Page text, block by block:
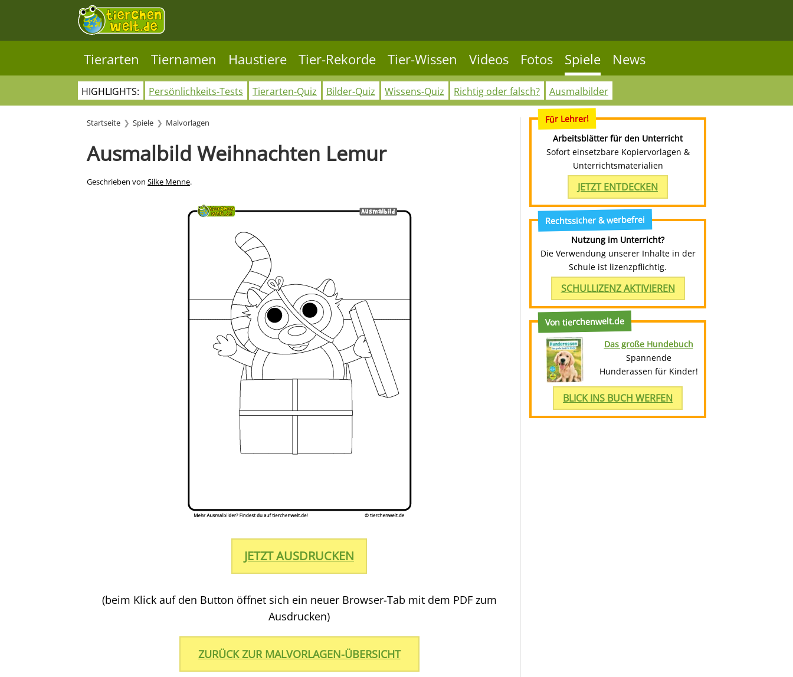
Tierarten Tiernamen Haustiere Tier-Rekorde Tier-Wissen Videos Fotos Spiele News
HIGHLIGHTS: Persönlichkeits-Tests Tierarten-Quiz Bilder-Quiz Wissens-Quiz Richtig oder falsch? Ausmalbilder
Startseite Spiele Malvorlagen
Ausmalbild Weihnachten Lemur
Geschrieben von Silke Menne.
JETZT AUSDRUCKEN
(beim Klick auf den Button öffnet sich ein neuer Browser-Tab mit dem PDF zum
Ausdrucken)
ZURÜCK ZUR MALVORLAGEN-ÜBERSICHT
Für Lehrer!
Arbeitsblätter für den Unterricht
Sofort einsetzbare Kopiervorlagen &
Unterrichtsmaterialien
JETZT ENTDECKEN
Rechtssicher & werbefrei
Nutzung im Unterricht?
Die Verwendung unserer Inhalte in der
Schule ist lizenzpflichtig.
SCHULLIZENZ AKTIVIEREN
Von tierchenwelt.de
Das große Hundebuch
Spannende
Hunderassen für Kinder!
BLICK INS BUCH WERFEN